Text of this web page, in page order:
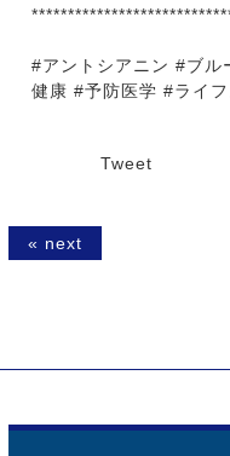
#アントシアニン #ブ
健康 #予防医学 #ライ
Tweet
« next